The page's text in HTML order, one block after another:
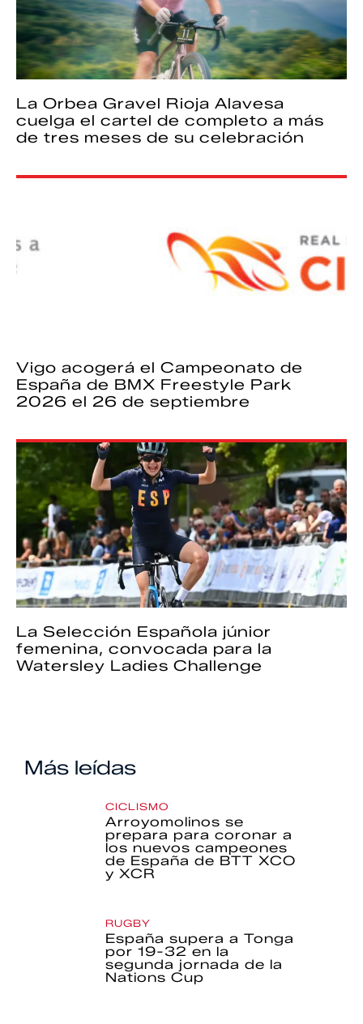
La Orbea Gravel Rioja Alavesa
cuelga el cartel de completo a más
de tres meses de su celebración
Vigo acogerá el Campeonato de
España de BMX Freestyle Park
2026 el 26 de septiembre
La Selección Española júnior
femenina, convocada para la
Watersley Ladies Challenge
Más leídas
CICLISMO
Arroyomolinos se
prepara para coronar a
los nuevos campeones
de España de BTT XCO
y XCR
RUGBY
España supera a Tonga
por 19-32 en la
segunda jornada de la
Nations Cup